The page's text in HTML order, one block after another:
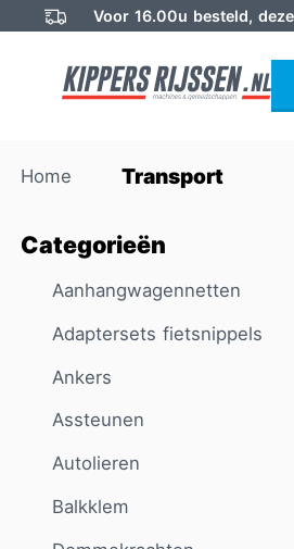
Voor 16.00u besteld,
Home Transport
Categorieën
Aanhangwagennetten
Adaptersets fietsnippels
Ankers
Assteunen
Autolieren
Balkklem